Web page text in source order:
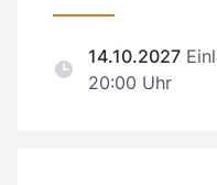
14.10.2027
20:00 Uhr